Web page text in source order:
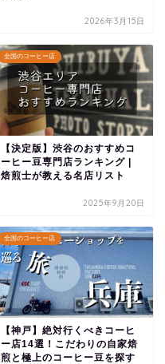
2026年3月15日
全国のコーヒー店
【決定版】渋谷のおすすめコ
ーヒー豆専門店ランキング |
焙煎士が教える名店リスト
2025年9月20日
全国のコーヒー店
【神戸】絶対行くべきコーヒ
ー店14選！こだわりの自家焙
煎と極上のコーヒー豆を探す